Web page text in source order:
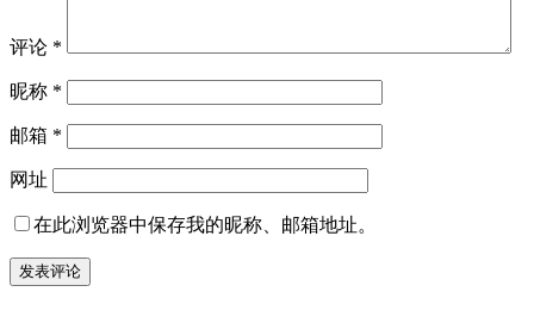
评论 *
昵称 *
邮箱 *
网址
在此浏览器中保存我的昵称、邮箱地址。